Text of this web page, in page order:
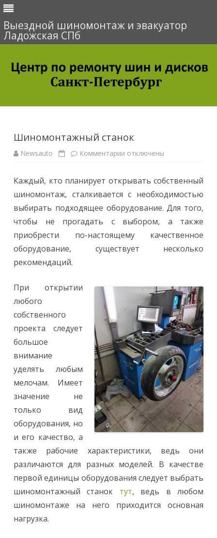
Выездной шиномонтаж и эвакуатор
Ладожская СПб
Шиномонтажный станок
Newsauto Комментарии к
и
и
и
н
о
о
т
а
с
н
отключены
Каждый, кто планирует открывать собственный
шиномонтаж, сталкивается с необходимостью
выбирать подходящее оборудование. Для того,
чтобы не прогадать с выбором, а также
приобрести по-настоящему качественное
оборудование, существует несколько
рекомендаций.
При открытии
любого
собственного
проекта следует
большое
внимание
уделять любым
мелочам. Имеет
значение не
только вид
оборудования, но
и его качество, а
также рабочие характеристики, ведь они
различаются для разных моделей. В качестве
первой единицы оборудования следует выбрать
шиномонтажный станок тут, ведь в любом
шиномонтаже на него приходится основная
нагрузка.